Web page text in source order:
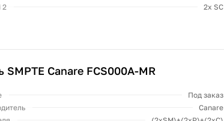
2
2x SC
SMPTE Canare FCS000A-MR
Под заказ
Canare